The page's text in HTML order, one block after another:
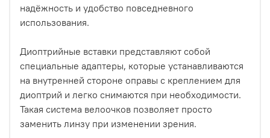
надёжность и удобство повседневного
использования.
Диоптрийные вставки представляют собой
специальные адаптеры, которые устанавливаются
на внутренней стороне оправы с креплением для
диоптрий и легко снимаются при необходимости.
Такая система велоочков позволяет просто
заменить линзу при изменении зрения.